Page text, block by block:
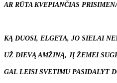
AR RŪTA KVEPIANČIAS
KĄ DUOSI, ELGETA, JO SIELAI
UŽ DIEVĄ AMŽINĄ, JĮ ŽEMEI
GAL LEISI SVETIMU PASIDALYT